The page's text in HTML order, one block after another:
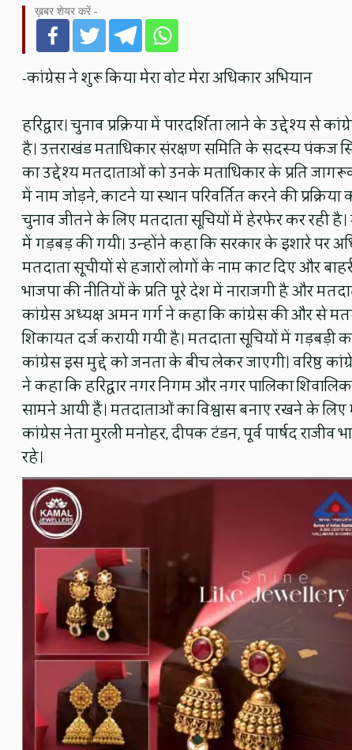
ख़बर शेयर करें -
-कांग्रेस ने शुरू किया मेरा वोट मेरा अधिकार अभियान
हरिद्वार। चुनाव प्रक्रिया में पारदर्शिता लाने के उद्देश्य
है। उत्तराखंड मताधिकार संरक्षण समिति के सदस्य पंकज
का उद्देश्य मतदाताओं को उनके मताधिकार के प्रति
में नाम जोड़ने, काटने या स्थान परिवर्तित करने की
चुनाव जीतने के लिए मतदाता सूचियों में हेरफेर कर रही है।
में गड़बड़ की गयी। उन्होंने कहा कि सरकार के इशारे पर
मतदाता सूचीयों से हजारों लोगों के नाम काट दिए और
भाजपा की नीतियों के प्रति पूरे देश में नाराजगी है और
कांग्रेस अध्यक्ष अमन गर्ग ने कहा कि कांग्रेस की और
शिकायत दर्ज करायी गयी है। मतदाता सूचियों में गड़बड़ी
कांग्रेस इस मुद्दे को जनता के बीच लेकर जाएगी। वरिष्ठ
ने कहा कि हरिद्वार नगर निगम और नगर पालिका
सामने आयी हैं। मतदाताओं का विश्वास बनाए रखने के लिए
कांग्रेस नेता मुरली मनोहर, दीपक टंडन, पूर्व पार्षद
रहे।